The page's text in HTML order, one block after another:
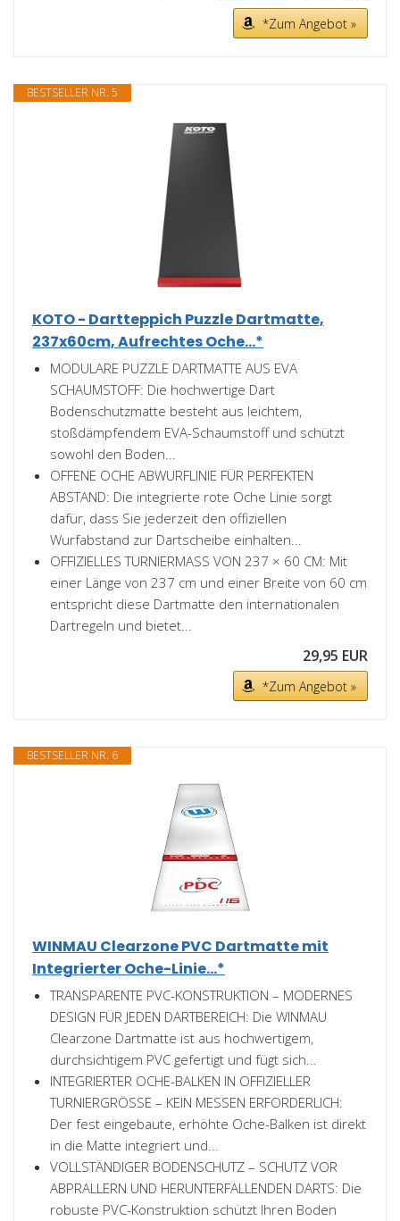
*Zum Angebot »
BESTSELLER NR. 5
KOTO - Dartteppich Puzzle Dartmatte,
237x60cm, Aufrechtes Oche...*
MODULARE PUZZLE DARTMATTE AUS EVA
SCHAUMSTOFF: Die hochwertige Dart
Bodenschutzmatte besteht aus leichtem,
stoßdämpfendem EVA-Schaumstoff und schützt
sowohl den Boden...
OFFENE OCHE ABWURFLINIE FÜR PERFEKTEN
ABSTAND: Die integrierte rote Oche Linie sorgt
dafür, dass Sie jederzeit den offiziellen
Wurfabstand zur Dartscheibe einhalten...
OFFIZIELLES TURNIERMASS VON 237 × 60 CM: Mit
einer Länge von 237 cm und einer Breite von 60 cm
entspricht diese Dartmatte den internationalen
Dartregeln und bietet...
29,95 EUR
*Zum Angebot »
BESTSELLER NR. 6
WINMAU Clearzone PVC Dartmatte mit
Integrierter Oche-Linie...*
TRANSPARENTE PVC-KONSTRUKTION – MODERNES
DESIGN FÜR JEDEN DARTBEREICH: Die WINMAU
Clearzone Dartmatte ist aus hochwertigem,
durchsichtigem PVC gefertigt und fügt sich...
INTEGRIERTER OCHE-BALKEN IN OFFIZIELLER
TURNIERGRÖSSE – KEIN MESSEN ERFORDERLICH:
Der fest eingebaute, erhöhte Oche-Balken ist direkt
in die Matte integriert und...
VOLLSTÄNDIGER BODENSCHUTZ – SCHUTZ VOR
ABPRALLERN UND HERUNTERFALLENDEN DARTS: Die
robuste PVC-Konstruktion schützt Ihren Boden